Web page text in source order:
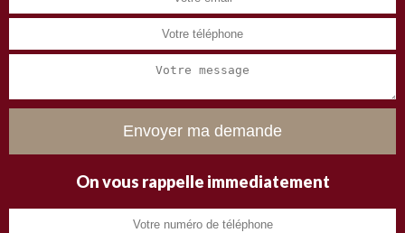
On vous rappelle immediatement